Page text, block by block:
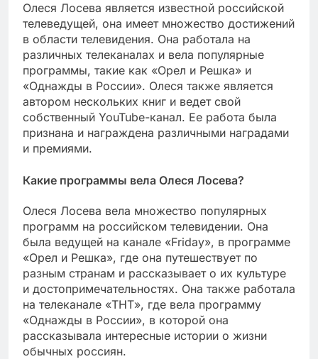
Олеся Лосева является известной российской
телеведущей, она имеет множество достижений
в области телевидения. Она работала на
различных телеканалах и вела популярные
программы, такие как «Орел и Решка» и
«Однажды в России». Олеся также является
автором нескольких книг и ведет свой
собственный YouTube-канал. Ее работа была
признана и награждена различными наградами
и премиями.
Какие программы вела Олеся Лосева?
Олеся Лосева вела множество популярных
программ на российском телевидении. Она
была ведущей на канале «Friday», в программе
«Орел и Решка», где она путешествует по
разным странам и рассказывает о их культуре
и достопримечательностях. Она также работала
на телеканале «ТНТ», где вела программу
«Однажды в России», в которой она
рассказывала интересные истории о жизни
обычных россиян.